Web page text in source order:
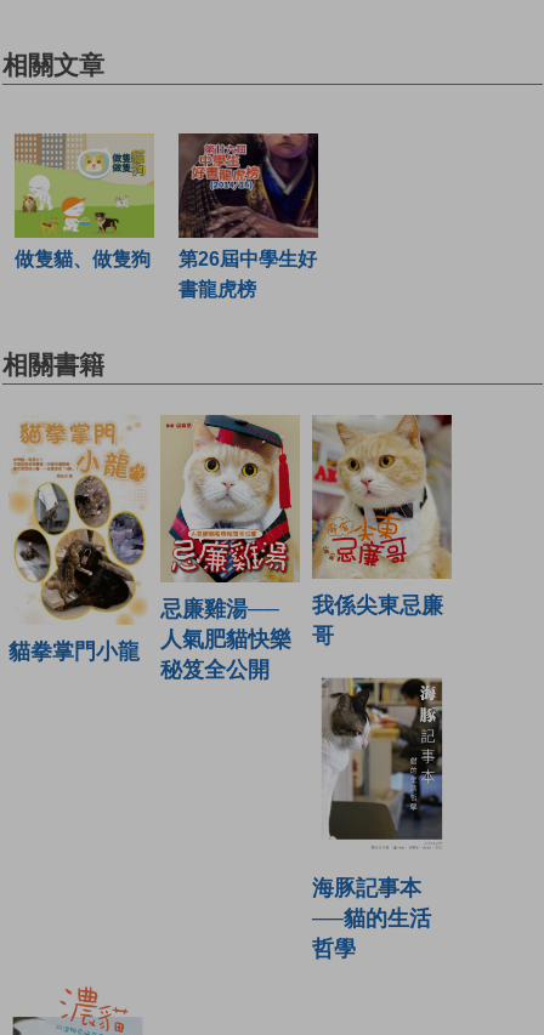
相關文章
做隻貓、做隻狗
第26屆中學生好
書龍虎榜
相關書籍
貓拳掌門小龍
忌廉雞湯──
人氣肥貓快樂
秘笈全公開
我係尖東忌廉
哥
海豚記事本
──貓的生活
哲學